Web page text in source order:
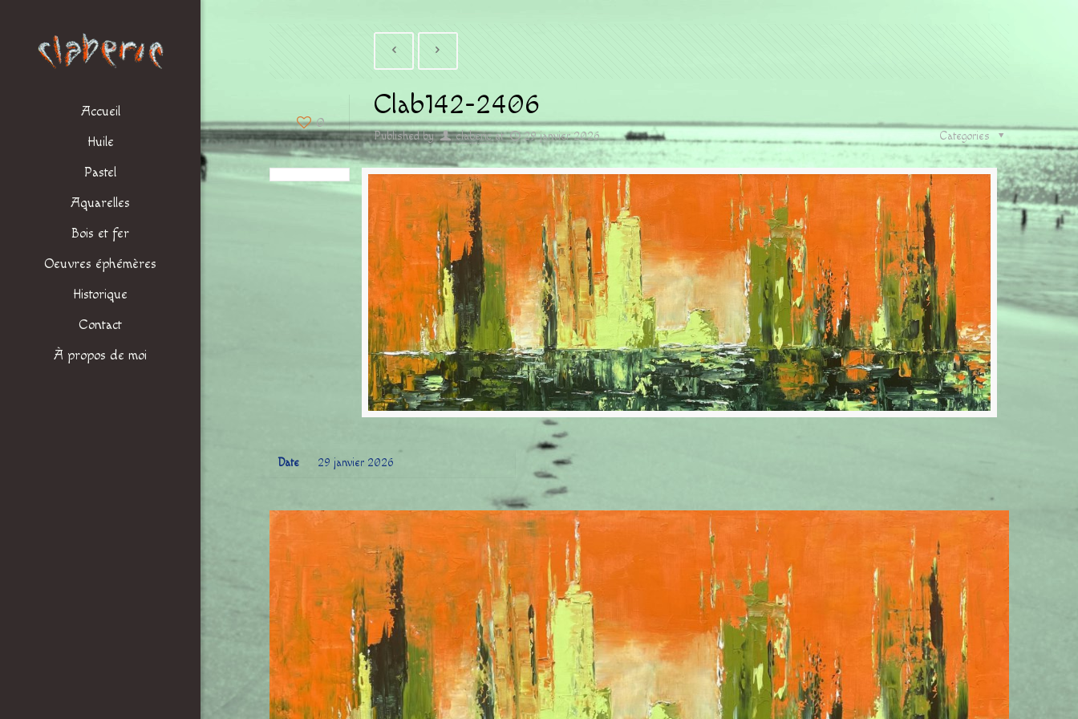
Accueil
Huile
Pastel
Aquarelles
Bois et fer
Oeuvres éphémères
Historique
Contact
À propos de moi
0
Clab142-2406
Published by claberic at 29 janvier 2026 Categories
Date 29 janvier 2026